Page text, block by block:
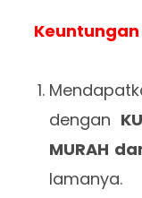
dengan
MURAH
lamanya.